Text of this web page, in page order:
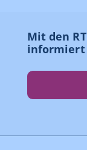
Mit den
informiert